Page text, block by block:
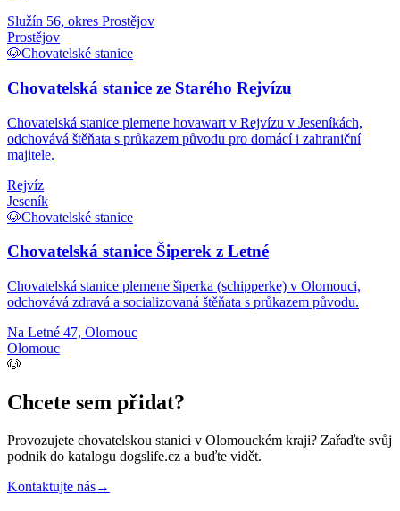
Služín 56, okres Prostějov
Prostějov
🐶Chovatelské stanice
Chovatelská stanice ze Starého Rejvízu
Chovatelská stanice plemene hovawart v Rejvízu v Jeseníkách,
odchovává štěňata s průkazem původu pro domácí i zahraniční
majitele.
Rejvíz
Jeseník
🐶Chovatelské stanice
Chovatelská stanice Šiperek z Letné
Chovatelská stanice plemene šiperka (schipperke) v Olomouci,
odchovává zdravá a socializovaná štěňata s průkazem původu.
Na Letné 47, Olomouc
Olomouc
🐶
Chcete sem přidat?
Provozujete chovatelskou stanici v Olomouckém kraji? Zařaďte svůj
podnik do katalogu dogslife.cz a buďte vidět.
Kontaktujte nás→